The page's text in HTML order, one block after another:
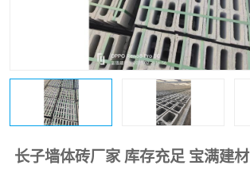
长子墙体砖厂家 库存充足 宝满建材